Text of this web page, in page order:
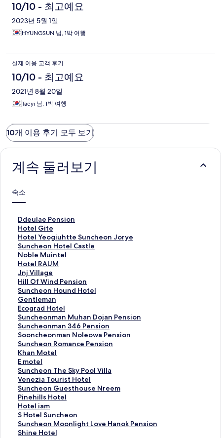
10/10 - 최고예요
2023년 5월 1일
HYUNGSUN 님, 1박 여행
실제 이용 고객 후기
10/10 - 최고예요
2021년 8월 20일
Taeyi 님, 1박 여행
10개 이용 후기 모두 보기
계속 둘러보기
숙소
Ddeulae Pension
D
d
e
u
l
a
e
P
e
n
s
i
o
n
페
이
지
를
여
는
링
크
Hotel Gite
H
o
t
e
l
G
i
t
e
페
이
지
를
여
는
링
크
Hotel Yeogiuhtte Suncheon Jorye
H
o
t
e
l
Y
e
o
g
i
u
h
t
t
e
S
u
n
c
h
e
o
n
Suncheon Hotel Castle
S
u
n
c
h
e
o
n
H
o
t
e
l
C
a
s
t
l
e
페
이
지
Noble Muintel
N
o
b
l
e
M
u
i
n
t
e
l
페
이
지
를
여
는
링
크
Hotel RAUM
H
o
t
e
l
R
A
U
M
페
이
지
를
여
는
링
크
Jnj Village
J
n
j
V
i
l
l
a
g
e
페
이
지
를
여
는
링
크
Hill Of Wind Pension
H
i
l
l
O
f
W
i
n
d
P
e
n
s
i
o
n
페
Suncheon Hound Hotel
S
u
n
c
h
e
o
n
H
o
u
n
d
H
o
t
e
Gentleman
G
e
n
t
l
e
m
a
n
페
이
지
를
여
는
링
Ecograd Hotel
E
c
o
g
r
a
d
H
o
t
e
l
페
이
지
Suncheonman Muhan Dojan Pension
S
u
n
c
h
e
o
n
m
a
n
M
u
h
Suncheonman 346 Pension
S
u
n
c
h
e
o
n
m
a
n
3
4
Sooncheonman Noleowa Pension
S
o
o
n
c
h
e
o
n
m
a
n
Suncheon Romance Pension
S
u
n
c
h
e
o
n
R
o
m
Khan Motel
K
h
a
n
M
o
t
e
l
페
E motel
E
m
o
t
e
l
페
이
지
Suncheon The Sky Pool Villa
S
u
n
c
h
e
o
n
Venezia Tourist Hotel
V
e
n
e
z
i
a
Suncheon Guesthouse Nreem
S
u
n
c
h
e
Pinehills Hotel
P
i
n
e
h
Hotel iam
H
o
t
e
S Hotel Suncheon
S
H
o
Suncheon Moonlight Love Hanok Pension
S
u
Shine Hotel
S